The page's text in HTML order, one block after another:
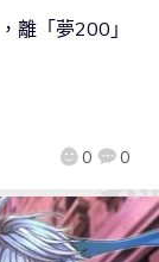
0 0
離「夢200」